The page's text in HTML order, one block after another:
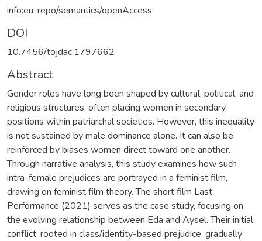
info:eu-repo/semantics/openAccess
DOI
10.7456/tojdac.1797662
Abstract
Gender roles have long been shaped by cultural, political, and
religious structures, often placing women in secondary
positions within patriarchal societies. However, this inequality
is not sustained by male dominance alone. It can also be
reinforced by biases women direct toward one another.
Through narrative analysis, this study examines how such
intra-female prejudices are portrayed in a feminist film,
drawing on feminist film theory. The short film Last
Performance (2021) serves as the case study, focusing on
the evolving relationship between Eda and Aysel. Their initial
conflict, rooted in class/identity-based prejudice, gradually